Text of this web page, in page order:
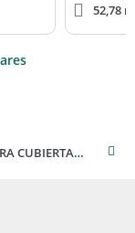
52,78
MUY LINDO DEPARTAMENTO 2 AMB C/COCHERA CUBIERTA (apto credito)